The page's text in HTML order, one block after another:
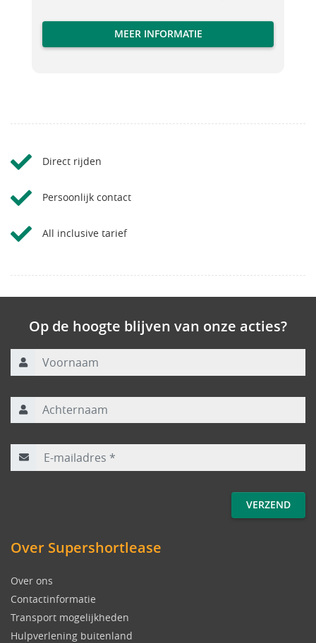
MEER INFORMATIE
Direct rijden
Persoonlijk contact
All inclusive tarief
Op de hoogte blijven van onze acties?
Over Supershortlease
Over ons
Contactinformatie
Transport mogelijkheden
Hulpverlening buitenland